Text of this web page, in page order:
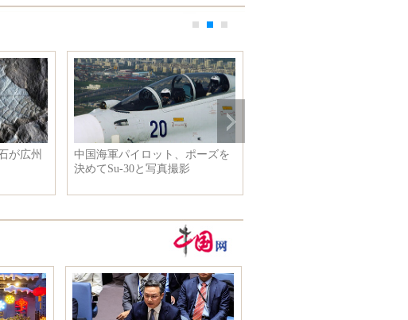
が広州
中国海軍パイロット、ポーズを
決めてSu-30と写真撮影